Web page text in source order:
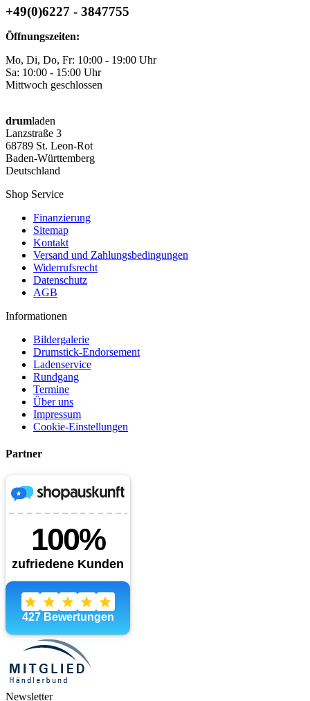
+49(0)6227 - 3847755
Öffnungszeiten:
Mo, Di, Do, Fr: 10:00 - 19:00 Uhr
Sa: 10:00 - 15:00 Uhr
Mittwoch geschlossen
drumladen
Lanzstraße 3
68789 St. Leon-Rot
Baden-Württemberg
Deutschland
Shop Service
Finanzierung
Sitemap
Kontakt
Versand und Zahlungsbedingungen
Widerrufsrecht
Datenschutz
AGB
Informationen
Bildergalerie
Drumstick-Endorsement
Ladenservice
Rundgang
Termine
Über uns
Impressum
Cookie-Einstellungen
Partner
Newsletter